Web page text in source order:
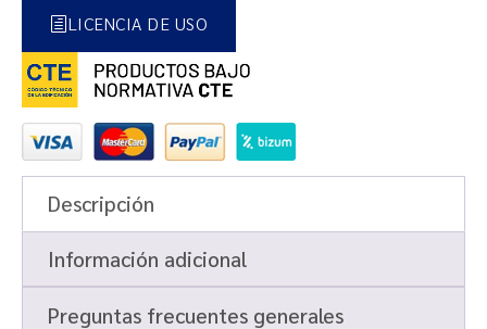
LICENCIA DE USO
Descripción
Información adicional
Preguntas frecuentes generales